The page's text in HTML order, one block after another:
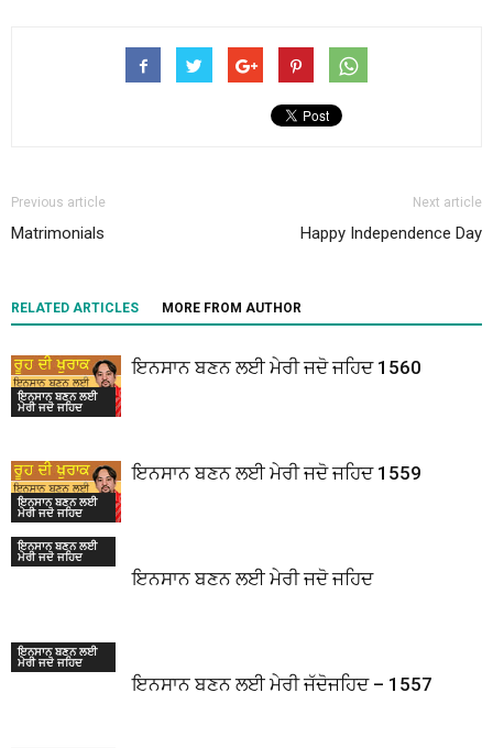
Previous article
Matrimonials
Next article
Happy Independence Day
RELATED ARTICLES MORE FROM AUTHOR
ਇਨਸਾਨ ਬਣਨ ਲਈ
ਮੇਰੀ ਜਦੋ ਜਹਿਦ
ਇਨਸਾਨ ਬਣਨ ਲਈ ਮੇਰੀ ਜਦੋ ਜਹਿਦ 1560
ਇਨਸਾਨ ਬਣਨ ਲਈ
ਮੇਰੀ ਜਦੋ ਜਹਿਦ
ਇਨਸਾਨ ਬਣਨ ਲਈ ਮੇਰੀ ਜਦੋ ਜਹਿਦ 1559
ਇਨਸਾਨ ਬਣਨ ਲਈ
ਮੇਰੀ ਜਦੋ ਜਹਿਦ
ਇਨਸਾਨ ਬਣਨ ਲਈ ਮੇਰੀ ਜਦੋ ਜਹਿਦ
ਇਨਸਾਨ ਬਣਨ ਲਈ
ਮੇਰੀ ਜਦੋ ਜਹਿਦ
ਇਨਸਾਨ ਬਣਨ ਲਈ ਮੇਰੀ ਜੱਦੋਜਹਿਦ – 1557